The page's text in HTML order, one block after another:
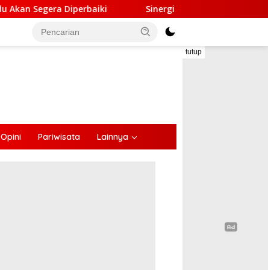
Sinergi Lintas Sektor, Satlantas Polres Ende Gandeng
tutup
Opini Pariwisata Lainnya